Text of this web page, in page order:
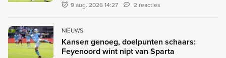
9 aug. 2026 14:27 2 reacties
NIEUWS
Kansen genoeg, doelpunten schaars:
Feyenoord wint nipt van Sparta